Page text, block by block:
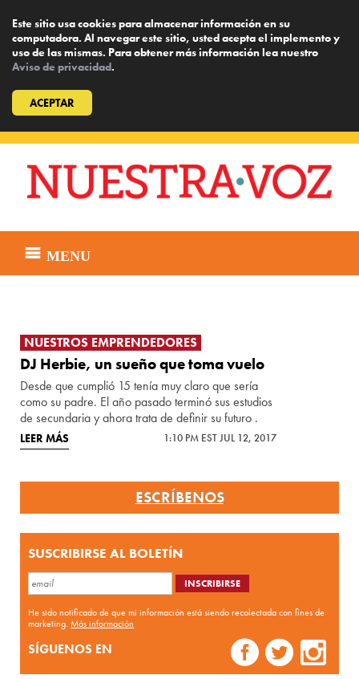
Este sitio usa cookies para almacenar información en su
computadora. Al navegar este sitio, usted acepta el implemento y
uso de las mismas. Para obtener más información lea nuestro
Aviso de privacidad.
ACEPTAR
content
MENU
NUESTROS EMPRENDEDORES
DJ Herbie, un sueño que toma vuelo
Desde que cumplió 15 tenía muy claro que sería
como su padre. El año pasado terminó sus estudios
de secundaria y ahora trata de definir su futuro .
LEER MÁS 1:10 PM EST JUL 12, 2017
ESCRÍBENOS
SUSCRIBIRSE AL BOLETÍN
He sido notificado de que mi información está siendo recolectada con fines de
marketing.Más información
SÍGUENOS EN